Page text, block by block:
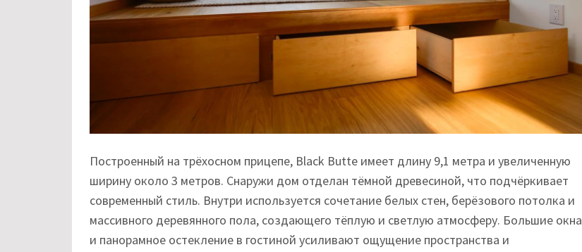
Построенный на трёхосном прицепе, Black Butte имеет длину 9,1 метра и увеличенную
ширину около 3 метров. Снаружи дом отделан тёмной древесиной, что подчёркивает
современный стиль. Внутри используется сочетание белых стен, берёзового потолка и
массивного деревянного пола, создающего тёплую и светлую атмосферу. Большие окна
и панорамное остекление в гостиной усиливают ощущение пространства и